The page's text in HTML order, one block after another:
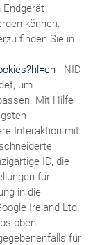
Endgerät
können.
finden Sie in
- NID-
um
Mit Hilfe
Interaktion mit
ID, die
für
in die
Ireland Ltd.
oben
für